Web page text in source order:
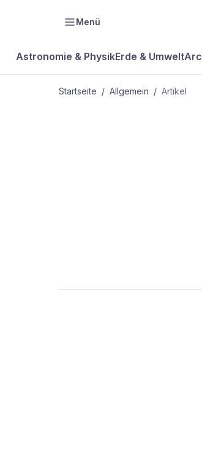
Menü
Astronomie & PhysikErde & Umwelt
Startseite / Allgemein / Artikel